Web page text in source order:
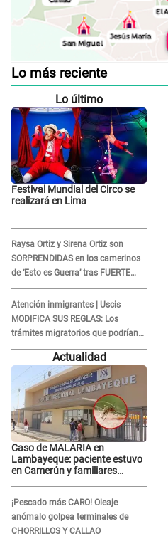
Lo más reciente
Lo último
Festival Mundial del Circo se
realizará en Lima
Raysa Ortiz y Sirena Ortiz son
SORPRENDIDAS en los camerinos
de ‘Esto es Guerra’ tras FUERTE
ENFRENTAMIENTO con Gabriel
Moisés: “Gracias”
Atención inmigrantes | Uscis
MODIFICA SUS REGLAS: Los
trámites migratorios que podrían
necesitar tu prueba de ADN
Actualidad
Caso de MALARIA en
Lambayeque: paciente estuvo
en Camerún y familiares
¡Pescado más CARO! Oleaje
anómalo golpea terminales de
CHORRILLOS Y CALLAO